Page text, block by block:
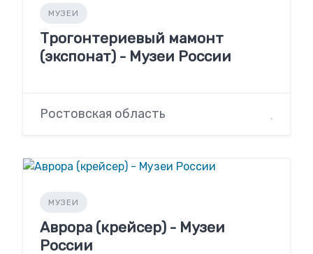
МУЗЕИ
Трогонтериевый мамонт
(экспонат) - Музеи России
Ростовская область
МУЗЕИ
Аврора (крейсер) - Музеи
России